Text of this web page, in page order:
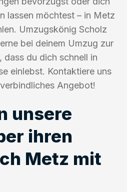
lassen möchtest – in Metz
Umzugskönig Scholz
bei deinem Umzug zur
dass du dich schnell in
einlebst. Kontaktiere uns
Angebot!
unsere
ihren
Metz mit